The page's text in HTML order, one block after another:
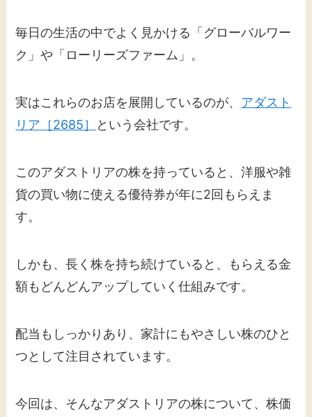
毎日の生活の中でよく見かける「グローバルワー
ク」や「ローリーズファーム」。
実はこれらのお店を展開しているのが、 アダスト
リア［2685］
という会社です。
このアダストリアの株を持っていると、洋服や雑
貨の買い物に使える優待券が年に2回もらえま
す。
しかも、長く株を持ち続けていると、もらえる金
額もどんどんアップしていく仕組みです。
配当もしっかりあり、家計にもやさしい株のひと
つとして注目されています。
今回は、そんなアダストリアの株について、株価